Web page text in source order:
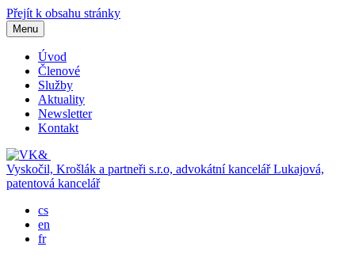
Přejít k obsahu stránky
Menu
Úvod
Členové
Služby
Aktuality
Newsletter
Kontakt
Vyskočil, Krošlák a partneři s.r.o, advokátní kancelář Lukajová,
patentová kancelář
cs
en
fr